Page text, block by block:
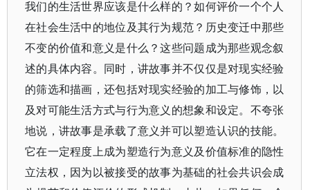
我们的生活世界应该是什么样的？如何评价一个个人
在社会生活中的地位及其行为规范？历史变迁中那些
不变的价值和意义是什么？这些问题成为那些观念叙
述的具体内容。同时，讲故事并不仅仅是对现实经验
的筛选和描画，还包括对现实经验的加工与修饰，以
及对可能生活方式与行为意义的想象和设定。不夸张
地说，讲故事是承载了意义并可以塑造认识的技能。
它在一定程度上成为塑造行为意义及价值标准的隐性
立法权，因为以被接受的故事为基础的社会共识会成